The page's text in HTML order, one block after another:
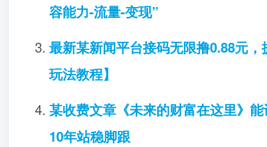
容能力-流量-变现”
最新某新闻平台接码无限撸0.88元
玩法教程】
某收费文章《未来的财富在这里》
10年站稳脚跟